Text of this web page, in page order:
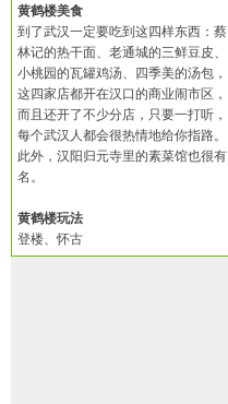
黄鹤楼美食
到了武汉一定要吃到这四样东西：蔡
林记的热干面、老通城的三鲜豆皮、
小桃园的瓦罐鸡汤、四季美的汤包，
这四家店都开在汉口的商业闹市区，
而且还开了不少分店，只要一打听，
每个武汉人都会很热情地给你指路。
此外，汉阳归元寺里的素菜馆也很有
名。
黄鹤楼玩法
登楼、怀古